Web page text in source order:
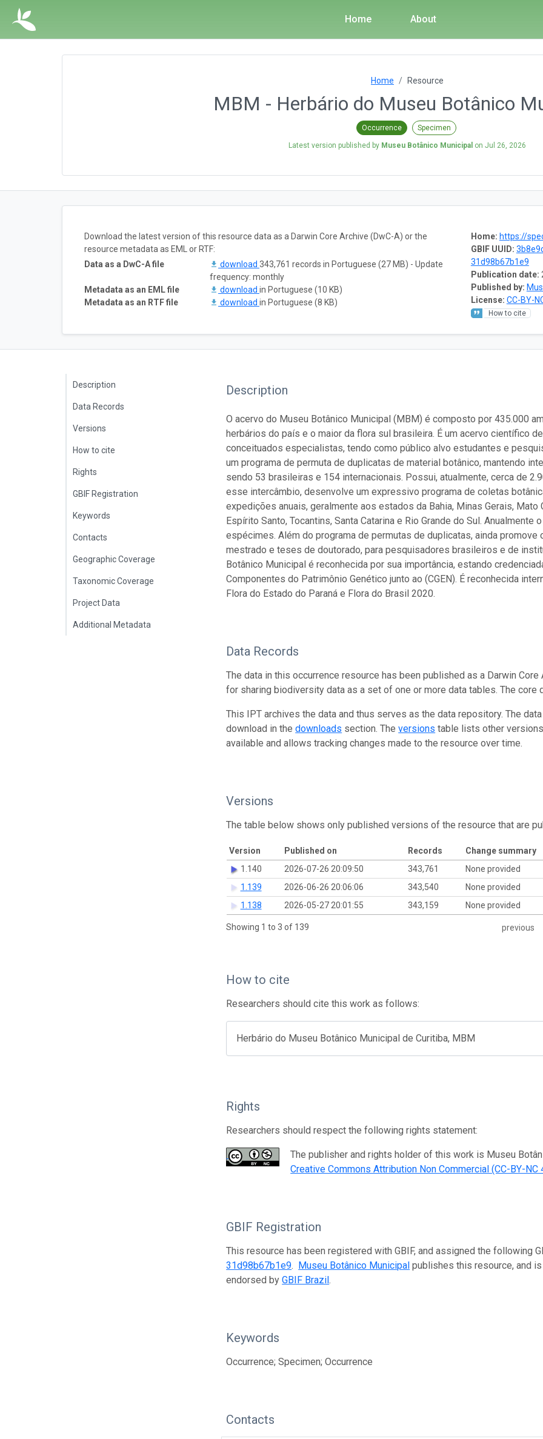
Home About
Home Resource
MBM - Herbário do Museu Botânico
Occurrence Specimen
Latest version published by Museu Botânico Municipal on Jul 26, 2026
Home: https://
GBIF UUID:
31d98b67b1e9
Publication date:
Published by:
License: CC-BY-
How to cite
Download the latest version of this resource data as a Darwin Core Archive (DwC-A) or the
resource metadata as EML or RTF:
Data as a DwC-A file
download 343,761 records in Portuguese (27 MB) - Update
frequency: monthly
Metadata as an EML file
download in Portuguese (10 KB)
Metadata as an RTF file
download in Portuguese (8 KB)
Description
Data Records
Versions
How to cite
Rights
GBIF Registration
Keywords
Contacts
Geographic Coverage
Taxonomic Coverage
Project Data
Additional Metadata
Description
O acervo do Museu Botânico Municipal (MBM) é composto por 435.000
herbários do país e o maior da flora sul brasileira. É um acervo científico
conceituados especialistas, tendo como público alvo estudantes e
um programa de permuta de duplicatas de material botânico, mantendo
sendo 53 brasileiras e 154 internacionais. Possui, atualmente, cerca de
esse intercâmbio, desenvolve um expressivo programa de coletas
expedições anuais, geralmente aos estados da Bahia, Minas Gerais, Mato
Espírito Santo, Tocantins, Santa Catarina e Rio Grande do Sul.
espécimes. Além do programa de permutas de duplicatas, ainda
mestrado e teses de doutorado, para pesquisadores brasileiros e de
Botânico Municipal é reconhecida por sua importância, estando
Componentes do Patrimônio Genético junto ao (CGEN). É reconhecida
Flora do Estado do Paraná e Flora do Brasil 2020.
Data Records
The data in this occurrence resource has been published as a Darwin
for sharing biodiversity data as a set of one or more data tables. The core
This IPT archives the data and thus serves as the data repository. The
download in thedownloads section. Theversions table lists other
available and allows tracking changes made to the resource over time.
Versions
The table below shows only published versions of the resource that are
Version Published on Records Change summary
1.140
2026-07-26 20:09:50 343,761
None provided
1.139
2026-06-26 20:06:06 343,540
None provided
1.138
2026-05-27 20:01:55 343,159 None provided
Showing 1 to 3 of 139 previous
How to cite
Researchers should cite this work as follows:
Herbário do Museu Botânico Municipal de Curitiba, MBM
Rights
Researchers should respect the following rights statement:
The publisher and rights holder of this work is Museu
Creative Commons Attribution Non Commercial (CC-BY-NC
GBIF Registration
This resource has been registered with GBIF, and assigned the following
31d98b67b1e9. Museu Botânico Municipal publishes this resource, and
endorsed byGBIF Brazil.
Keywords
Occurrence; Specimen; Occurrence
Contacts